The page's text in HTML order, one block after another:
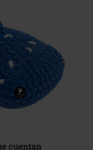
cuentan